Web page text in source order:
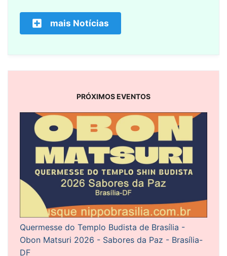
mais Notícias
PRÓXIMOS EVENTOS
Quermesse do Templo Budista de Brasília -
Obon Matsuri 2026 - Sabores da Paz - Brasília-
DF